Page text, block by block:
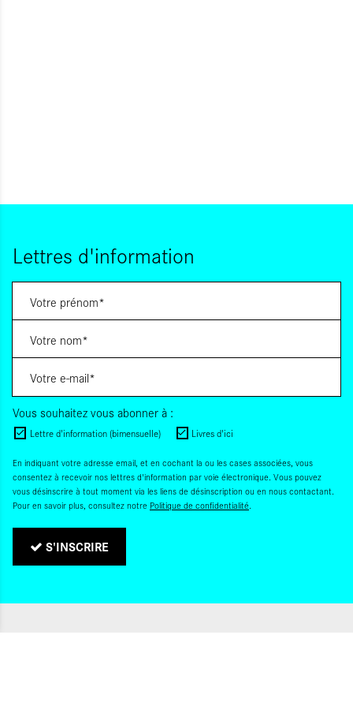
Lettres d'information
Vous souhaitez vous abonner à :
Lettre d'information (bimensuelle) Livres d'ici
En indiquant votre adresse email, et en cochant la ou les cases associées, vous
consentez à recevoir nos lettres d'information par voie électronique. Vous pouvez
vous désinscrire à tout moment via les liens de désinscription ou en nous contactant.
Pour en savoir plus, consultez notre Politique de confidentialité.
S'INSCRIRE